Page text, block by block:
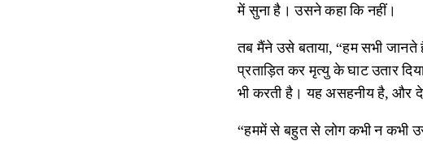
में सुना है। उसने कहा कि नहीं।
तब मैंने उसे बताया, “हम सभी जानते
प्रताड़ित कर मृत्यु के घाट उतार
भी करती है। यह असहनीय है, और
“हममें से बहुत से लोग कभी न कभी